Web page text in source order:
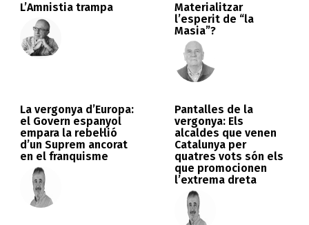
L’Amnistia trampa
Materialitzar
l’esperit de “la
Masia”?
La vergonya d’Europa:
el Govern espanyol
empara la rebel·lió
d’un Suprem ancorat
en el franquisme
Pantalles de la
vergonya: Els
alcaldes que venen
Catalunya per
quatres vots són els
que promocionen
l’extrema dreta